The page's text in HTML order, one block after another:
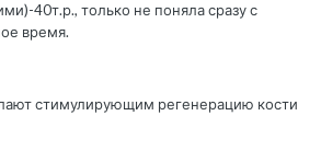
40т.р., только не поняла сразу с
время.
стимулирующим регенерацию кости